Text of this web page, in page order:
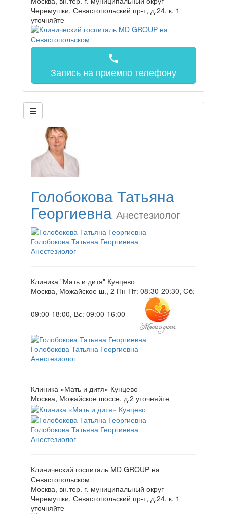
Черемушки, Севастопольский пр-т, д.24, к. 1
уточняйте
call
Запись на приемпо телефону
Голобокова Татьяна
Георгиевна Анестезиолог
Голобокова Татьяна Георгиевна
Анестезиолог
Клиника "Мать и дитя" Кунцево
Москва, Можайское ш., 2 Пн-Пт: 08:30-20:30, Сб:
09:00-18:00, Вс: 09:00-16:00
Голобокова Татьяна Георгиевна
Анестезиолог
Клиника «Мать и дитя» Кунцево
Москва, Можайское шоссе, д.2 уточняйте
Голобокова Татьяна Георгиевна
Анестезиолог
Клинический госпиталь MD GROUP на
Севастопольском
Москва, вн.тер. г. муниципальный округ
Черемушки, Севастопольский пр-т, д.24, к. 1
уточняйте